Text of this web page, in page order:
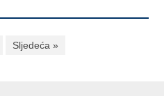
Sljedeća »